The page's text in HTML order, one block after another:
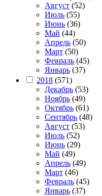
Август (52)
Июль (55)
Июнь (36)
Май (44)
Апрель (50)
Март (50)
Февраль (45)
Январь (37)
2018 (571)
Декабрь (53)
Ноябрь (49)
Октябрь (61)
Сентябрь (48)
Август (53)
Июль (52)
Июнь (29)
Май (49)
Апрель (49)
Март (46)
Февраль (45)
Январь (37)